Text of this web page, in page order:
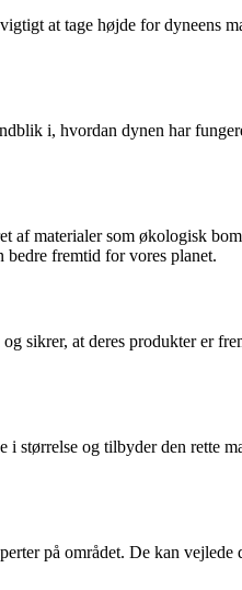
at tage højde for dyneens
i, hvordan dynen har
materialer som økologisk
fremtid for vores planet.
at deres produkter er
størrelse og tilbyder den rette
på området. De kan